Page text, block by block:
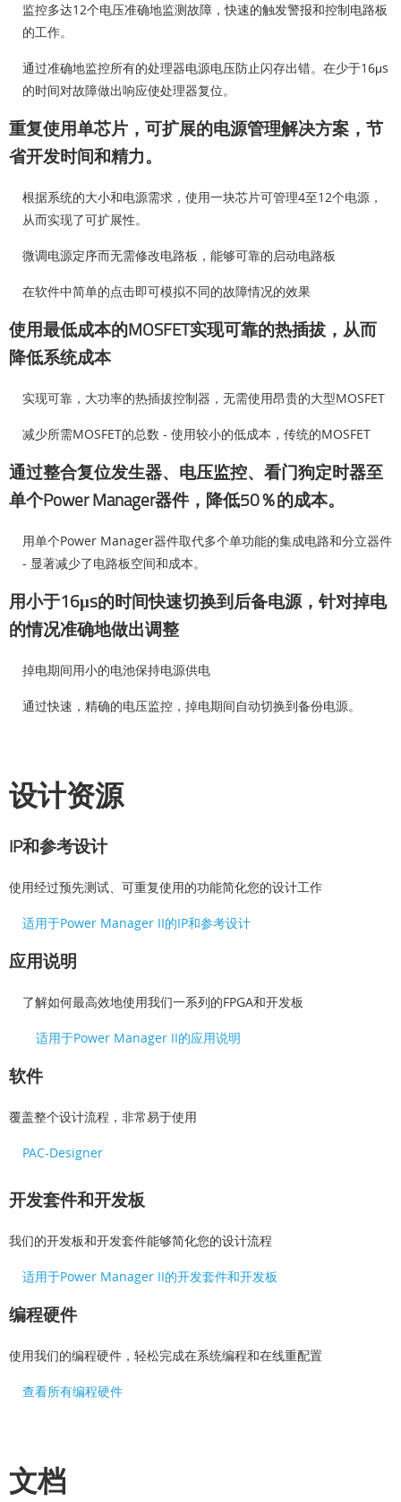
监控多达12个电压准确地监测故障，快速的触发警报和控制电路板
的工作。
通过准确地监控所有的处理器电源电压防止闪存出错。在少于16μs
的时间对故障做出响应使处理器复位。
重复使用单芯片，可扩展的电源管理解决方案，节
省开发时间和精力。
根据系统的大小和电源需求，使用一块芯片可管理4至12个电源，
从而实现了可扩展性。
微调电源定序而无需修改电路板，能够可靠的启动电路板
在软件中简单的点击即可模拟不同的故障情况的效果
使用最低成本的MOSFET实现可靠的热插拔，从而
降低系统成本
实现可靠，大功率的热插拔控制器，无需使用昂贵的大型MOSFET
减少所需MOSFET的总数 - 使用较小的低成本，传统的MOSFET
通过整合复位发生器、电压监控、看门狗定时器至
单个Power Manager器件，降低50％的成本。
用单个Power Manager器件取代多个单功能的集成电路和分立器件
- 显著减少了电路板空间和成本。
用小于16μs的时间快速切换到后备电源，针对掉电
的情况准确地做出调整
掉电期间用小的电池保持电源供电
通过快速，精确的电压监控，掉电期间自动切换到备份电源。
设计资源
IP和参考设计
使用经过预先测试、可重复使用的功能简化您的设计工作
适用于Power Manager II的IP和参考设计
应用说明
了解如何最高效地使用我们一系列的FPGA和开发板
适用于Power Manager II的应用说明
软件
覆盖整个设计流程，非常易于使用
PAC-Designer
开发套件和开发板
我们的开发板和开发套件能够简化您的设计流程
适用于Power Manager II的开发套件和开发板
编程硬件
使用我们的编程硬件，轻松完成在系统编程和在线重配置
查看所有编程硬件
文档